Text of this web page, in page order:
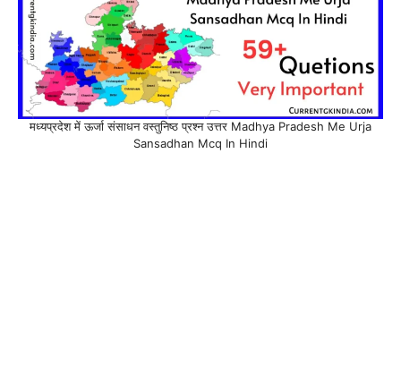
मध्यप्रदेश में ऊर्जा संसाधन वस्तुनिष्ठ प्रश्न उत्तर Madhya Pradesh Me Urja
Sansadhan Mcq In Hindi